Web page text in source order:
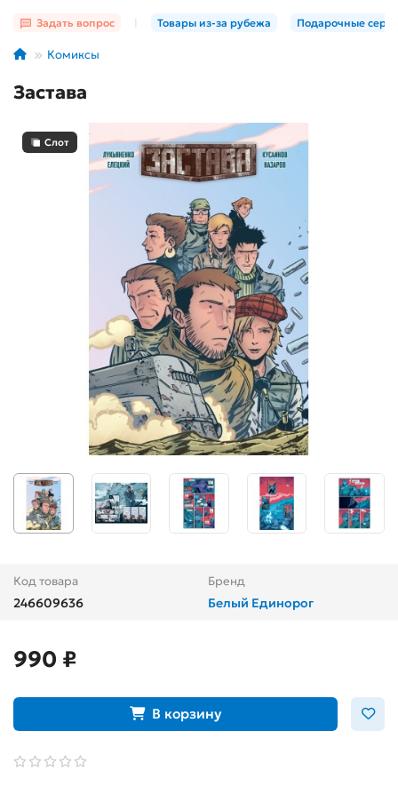
Задать вопрос Товары из-за рубежа Подарочные
Комиксы
Застава
Слот
Код товара
246609636
Бренд
Белый Единорог
990 ₽
В корзину